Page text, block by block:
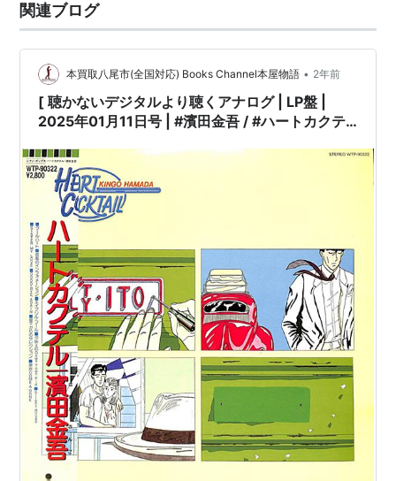
関連ブログ
本買取八尾市(全国対応) Books Channel本屋物語 • 2年前
[ 聴かないデジタルより聴くアナログ | LP盤 |
2025年01月11日号 | #濱田金吾 / #ハートカクテ
※国内盤,品番:WTP-90322 | 帯付 | インサート付
き | 盤面=EX ジャケット=EX | #citypop 他 |